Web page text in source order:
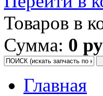
Товаров в
Сумма: 0
Главная